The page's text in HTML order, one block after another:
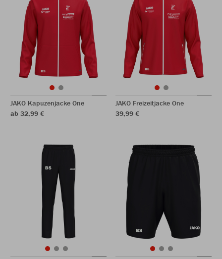
JAKO Kapuzenjacke One
ab 32,99 €
JAKO Freizeitjacke One
39,99 €